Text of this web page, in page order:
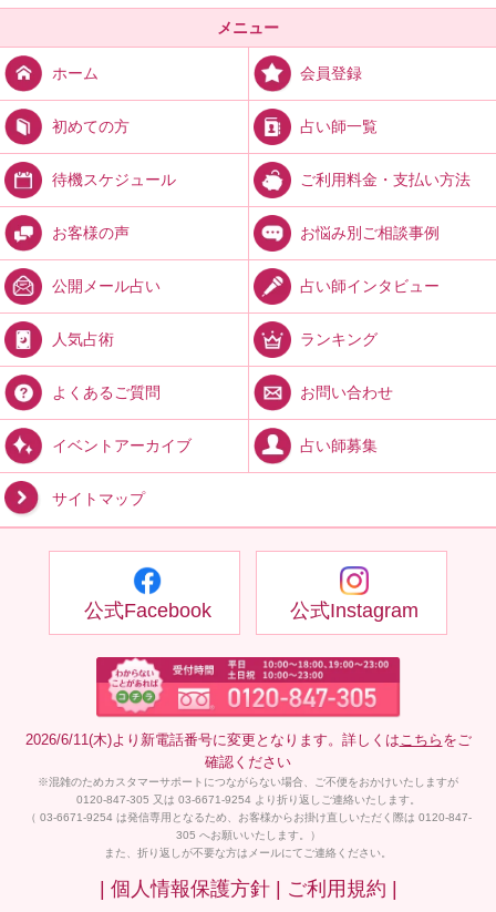
メニュー
ホーム 会員登録
初めての方 占い師一覧
待機スケジュール ご利用料金・支払い方法
お客様の声 お悩み別ご相談事例
公開メール占い 占い師インタビュー
人気占術 ランキング
よくあるご質問 お問い合わせ
イベントアーカイブ 占い師募集
サイトマップ
公式Facebook 公式Instagram
2026/6/11(木)より新電話番号に変更となります。詳しくは こちら をご
確認ください
※混雑のためカスタマーサポートにつながらない場合、ご不便をおかけいたしますが
0120-847-305 又は 03-6671-9254 より折り返しご連絡いたします。
（ 03-6671-9254 は発信専用となるため、お客様からお掛け直しいただく際は 0120-847-
305 へお願いいたします。）
また、折り返しが不要な方はメールにてご連絡ください。
| 個人情報保護方針 | ご利用規約 |